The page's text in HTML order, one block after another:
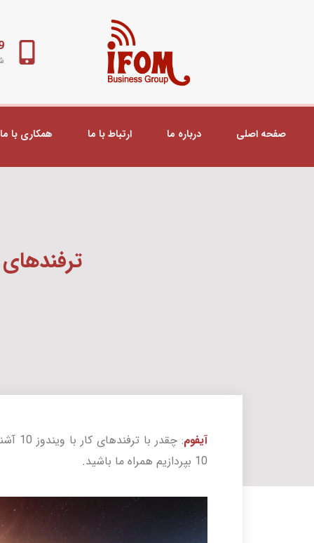
صفحه اصلی درباره ما ارتباط با ما همکاری با ما
ترفندهای
آیفوم
:
10 بپردازیم همراه ما باشید.